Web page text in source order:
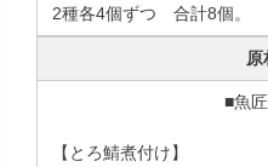
2種各4個ずつ 合計8個。
原
■魚
【とろ鯖煮付け】